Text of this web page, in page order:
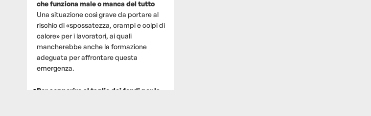
che funziona male o manca del tutto
Una situazione così grave da portare al
rischio di «spossatezza, crampi e colpi di
calore» per i lavoratori, ai quali
mancherebbe anche la formazione
adeguata per affrontare questa
emergenza.
Per sopperire al taglio dei fondi per la